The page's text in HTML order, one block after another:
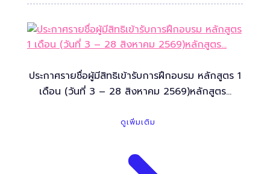
ประกาศรายชื่อผู้มีสิทธิเข้ารับการฝึกอบรม หลักสูตร 1
เดือน (วันที่ 3 – 28 สิงหาคม 2569)หลักสูตร…
ดูเพิ่มเติม